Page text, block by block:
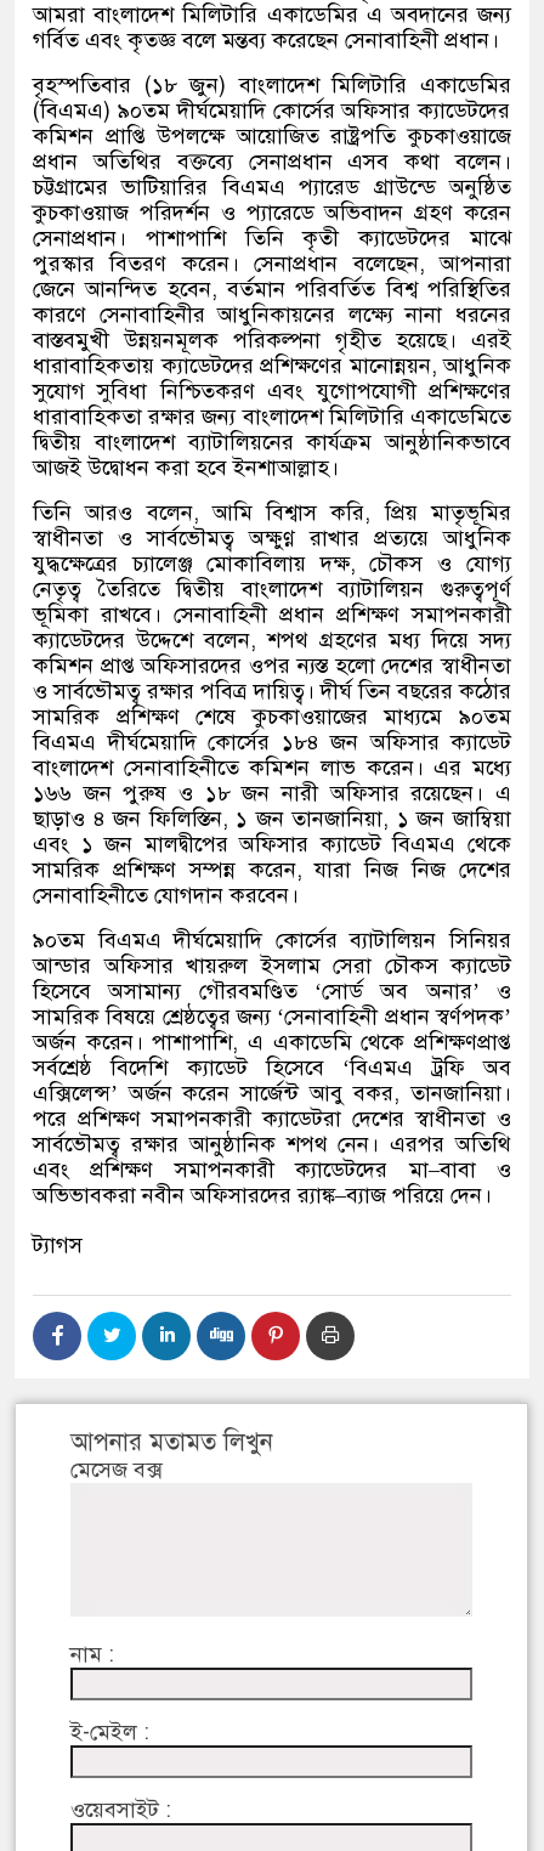
আমরা বাংলাদেশ মিলিটারি একাডেমির এ অবদানের জন্য
গর্বিত এবং কৃতজ্ঞ বলে মন্তব্য করেছেন সেনাবাহিনী প্রধান।
বৃহস্পতিবার (১৮ জুন)বাংলাদেশ মিলিটারি একাডেমির
(বিএমএ) ৯০তম দীর্ঘমেয়াদি কোর্সের অফিসার ক্যাডেটদের
কমিশন প্রাপ্তি উপলক্ষে আয়োজিত রাষ্ট্রপতি কুচকাওয়াজে
প্রধান অতিথির বক্তব্যে সেনাপ্রধান এসব কথা বলেন।
চট্টগ্রামের ভাটিয়ারির বিএমএ প্যারেড গ্রাউন্ডে অনুষ্ঠিত
কুচকাওয়াজ পরিদর্শন ও প্যারেডে অভিবাদন গ্রহণ করেন
সেনাপ্রধান। পাশাপাশি তিনি কৃতী ক্যাডেটদের মাঝে
পুরস্কার বিতরণ করেন। সেনাপ্রধান বলেছেন,আপনারা
জেনে আনন্দিত হবেন,বর্তমান পরিবর্তিত বিশ্ব পরিস্থিতির
কারণে সেনাবাহিনীর আধুনিকায়নের লক্ষ্যে নানা ধরনের
বাস্তবমুখী উন্নয়নমূলক পরিকল্পনা গৃহীত হয়েছে। এরই
ধারাবাহিকতায় ক্যাডেটদের প্রশিক্ষণের মানোন্নয়ন,আধুনিক
সুযোগ সুবিধা নিশ্চিতকরণ এবং যুগোপযোগী প্রশিক্ষণের
ধারাবাহিকতা রক্ষার জন্য বাংলাদেশ মিলিটারি একাডেমিতে
দ্বিতীয় বাংলাদেশ ব্যাটালিয়নের কার্যক্রম আনুষ্ঠানিকভাবে
আজই উদ্বোধন করা হবে ইনশাআল্লাহ।
তিনি আরও বলেন,আমি বিশ্বাস করি,প্রিয় মাতৃভূমির
স্বাধীনতা ও সার্বভৌমত্ব অক্ষুণ্ণ রাখার প্রত্যয়ে আধুনিক
যুদ্ধক্ষেত্রের চ্যালেঞ্জ মোকাবিলায় দক্ষ,চৌকস ও যোগ্য
নেতৃত্ব তৈরিতে দ্বিতীয় বাংলাদেশ ব্যাটালিয়ন গুরুত্বপূর্ণ
ভূমিকা রাখবে। সেনাবাহিনী প্রধান প্রশিক্ষণ সমাপনকারী
ক্যাডেটদের উদ্দেশে বলেন,শপথ গ্রহণের মধ্য দিয়ে সদ্য
কমিশন প্রাপ্ত অফিসারদের ওপর ন্যস্ত হলো দেশের স্বাধীনতা
ও সার্বভৌমত্ব রক্ষার পবিত্র দায়িত্ব। দীর্ঘ তিন বছরের কঠোর
সামরিক প্রশিক্ষণ শেষে কুচকাওয়াজের মাধ্যমে ৯০তম
বিএমএ দীর্ঘমেয়াদি কোর্সের ১৮৪ জন অফিসার ক্যাডেট
বাংলাদেশ সেনাবাহিনীতে কমিশন লাভ করেন। এর মধ্যে
১৬৬ জন পুরুষ ও ১৮ জন নারী অফিসার রয়েছেন। এ
ছাড়াও ৪ জন ফিলিস্তিন, ১ জন তানজানিয়া, ১ জন জাম্বিয়া
এবং ১ জন মালদ্বীপের অফিসার ক্যাডেট বিএমএ থেকে
সামরিক প্রশিক্ষণ সম্পন্ন করেন,যারা নিজ নিজ দেশের
সেনাবাহিনীতে যোগদান করবেন।
৯০তম বিএমএ দীর্ঘমেয়াদি কোর্সের ব্যাটালিয়ন সিনিয়র
আন্ডার অফিসার খায়রুল ইসলাম সেরা চৌকস ক্যাডেট
হিসেবে অসামান্য গৌরবমণ্ডিত‘সোর্ড অব অনার’ও
সামরিক বিষয়ে শ্রেষ্ঠত্বের জন্য‘সেনাবাহিনী প্রধান স্বর্ণপদক’
অর্জন করেন। পাশাপাশি,এ একাডেমি থেকে প্রশিক্ষণপ্রাপ্ত
সর্বশ্রেষ্ঠ বিদেশি ক্যাডেট হিসেবে ‘বিএমএ ট্রফি অব
এক্সিলেন্স’অর্জন করেন সার্জেন্ট আবু বকর,তানজানিয়া।
পরে প্রশিক্ষণ সমাপনকারী ক্যাডেটরা দেশের স্বাধীনতা ও
সার্বভৌমত্ব রক্ষার আনুষ্ঠানিক শপথ নেন। এরপর অতিথি
এবং প্রশিক্ষণ সমাপনকারী ক্যাডেটদের মা–বাবা ও
অভিভাবকরা নবীন অফিসারদের র‍্যাঙ্ক–ব্যাজ পরিয়ে দেন।
ট্যাগস
আপনার মতামত লিখুন
মেসেজ বক্স
নাম :
ই-মেইল :
ওয়েবসাইট :